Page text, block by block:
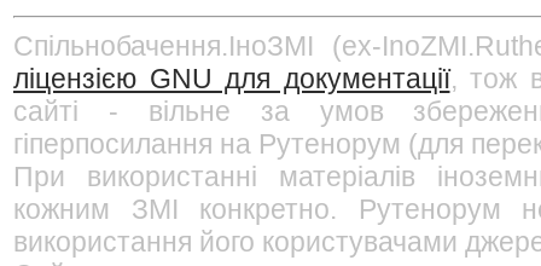
Спільнобачення.ІноЗМІ (ex-
ліцензією GNU для документації, тож
сайті - вільне за умов
гіперпосилання на Рутенорум (для
При використанні матеріалів
кожним ЗМІ конкретно. Рутенорум
використання його користувачами